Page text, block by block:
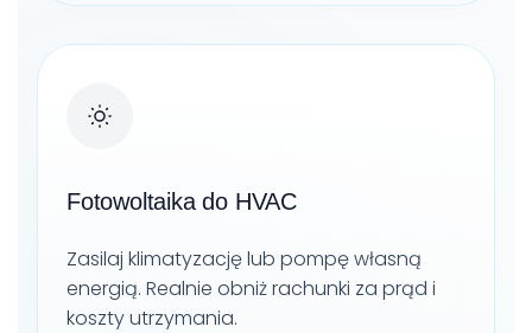
Fotowoltaika do HVAC
Zasilaj klimatyzację lub pompę własną
energią. Realnie obniż rachunki za prąd i
koszty utrzymania.